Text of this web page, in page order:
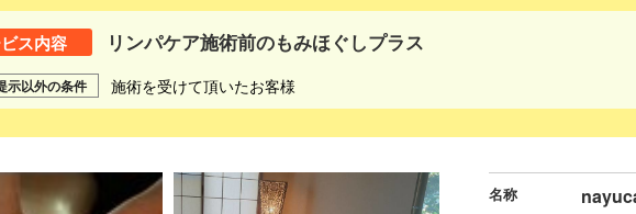
ス内容 リンパケア施術前のもみほぐしプラス
示以外の条件 施術を受けて頂いたお客様
名称